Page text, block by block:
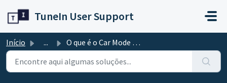
TuneIn User Support
Início ... O que é o Car Mode e como posso acessá-lo?